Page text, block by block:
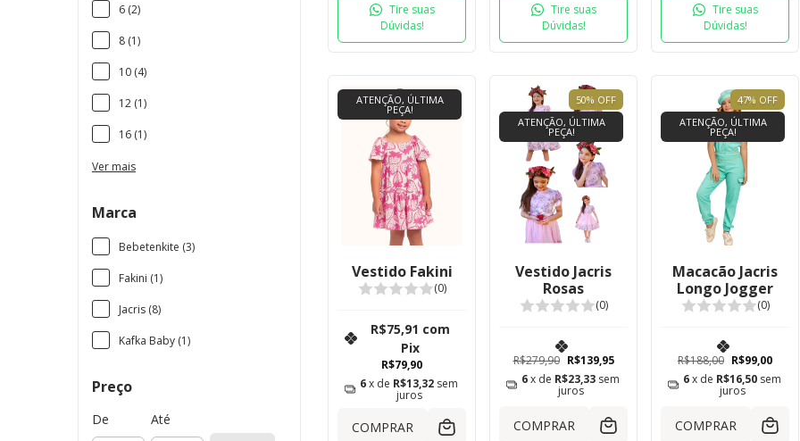
6 (2)
8 (1)
10 (4)
12 (1)
16 (1)
Ver mais
Marca
Bebetenkite (3)
Fakini (1)
Jacris (8)
Kafka Baby (1)
Preço
De
Até
Tire suas
Dúvidas!
Tire suas
Dúvidas!
Tire suas
Dúvidas!
ATENÇÃO, ÚLTIMA
PEÇA!
Vestido Fakini
(0)
R$79,90
R$75,91 com
Pix
6x de R$13,32 sem
juros
COMPRAR
50% OFF
ATENÇÃO, ÚLTIMA
PEÇA!
Vestido Jacris
Rosas
(0)
R$279,90 R$139,95
6x de R$23,33 sem
juros
COMPRAR
47% OFF
ATENÇÃO, ÚLTIMA
PEÇA!
Macacão Jacris
Longo Jogger
(0)
R$188,00 R$99,00
6x de R$16,50 sem
juros
COMPRAR